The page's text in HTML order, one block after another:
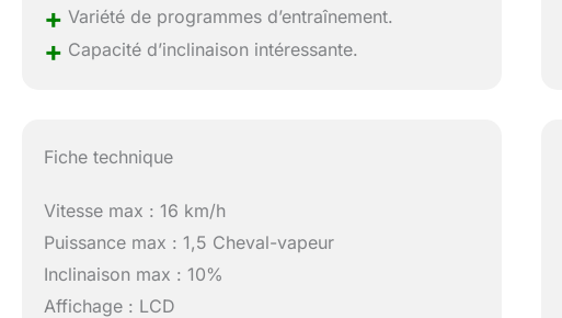
+ Variété de programmes d’entraînement.
+ Capacité d’inclinaison intéressante.
Fiche technique
Vitesse max : 16 km/h
Puissance max : 1,5 Cheval-vapeur
Inclinaison max : 10%
Affichage : LCD